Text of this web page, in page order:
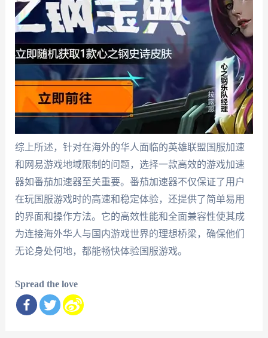
综上所述，针对在海外的华人面临的英雄联盟国服加速
和网易游戏地域限制的问题，选择一款高效的游戏加速
器如番茄加速器至关重要。番茄加速器不仅保证了用户
在玩国服游戏时的高速和稳定体验，还提供了简单易用
的界面和操作方法。它的高效性能和全面兼容性使其成
为连接海外华人与国内游戏世界的理想桥梁，确保他们
无论身处何地，都能畅快体验国服游戏。
Spread the love